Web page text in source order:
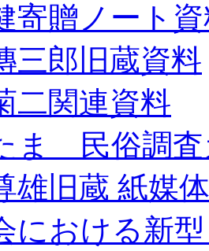
寄贈ノート
三郎旧蔵資料
二関連資料
ま 民俗調査
雄旧蔵 紙媒
における新